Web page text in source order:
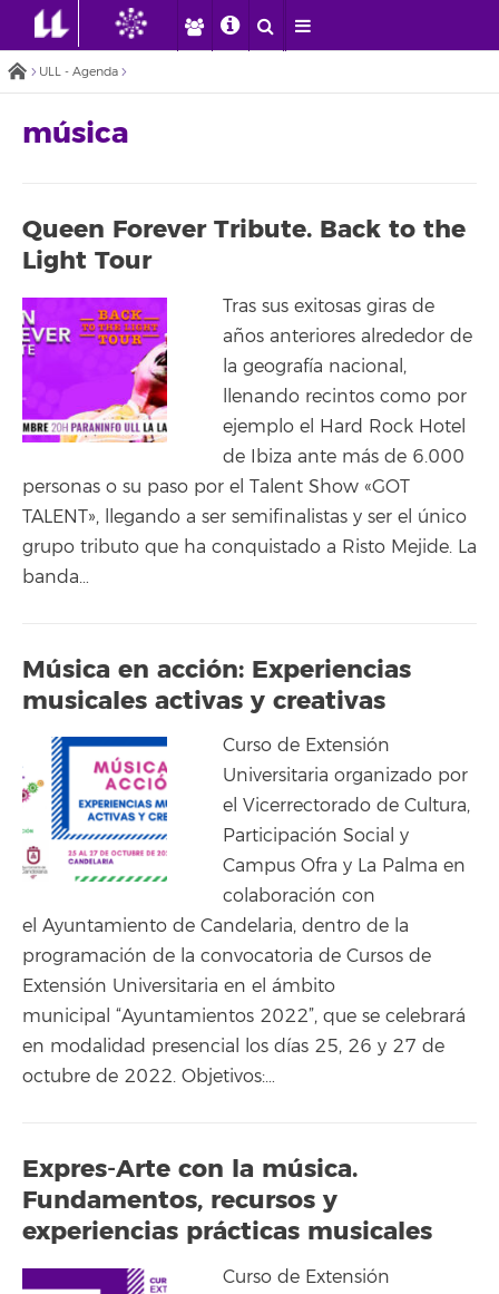
ULL - Agenda
música
Queen Forever Tribute. Back to the
Light Tour
Tras sus exitosas giras de
años anteriores alrededor de
la geografía nacional,
llenando recintos como por
ejemplo el Hard Rock Hotel
de Ibiza ante más de 6.000
personas o su paso por el Talent Show «GOT
TALENT», llegando a ser semifinalistas y ser el único
grupo tributo que ha conquistado a Risto Mejide. La
banda…
Música en acción: Experiencias
musicales activas y creativas
Curso de Extensión
Universitaria organizado por
el Vicerrectorado de Cultura,
Participación Social y
Campus Ofra y La Palma en
colaboración con
el Ayuntamiento de Candelaria, dentro de la
programación de la convocatoria de Cursos de
Extensión Universitaria en el ámbito
municipal “Ayuntamientos 2022”, que se celebrará
en modalidad presencial los días 25, 26 y 27 de
octubre de 2022. Objetivos:…
Expres-Arte con la música.
Fundamentos, recursos y
experiencias prácticas musicales
Curso de Extensión